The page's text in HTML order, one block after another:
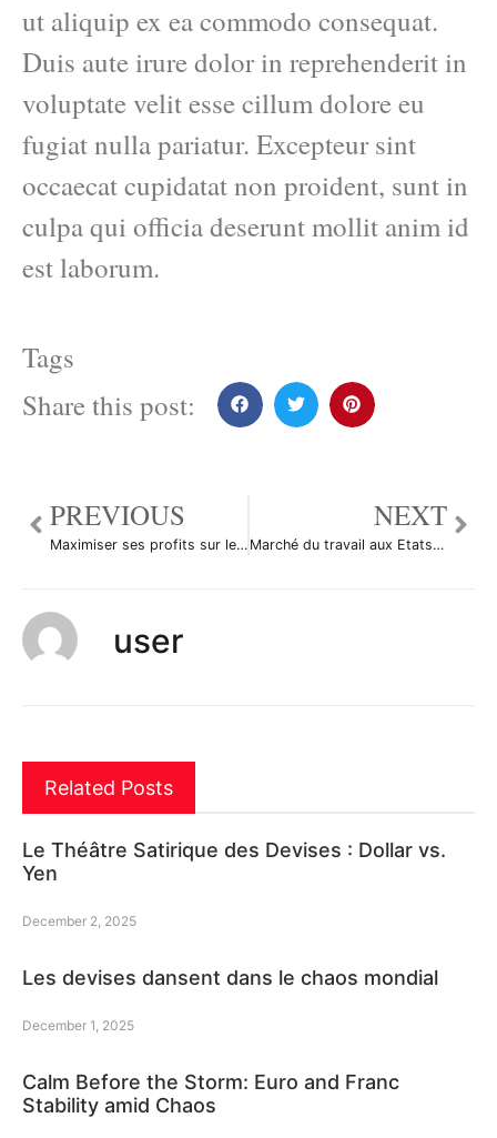
ut aliquip ex ea commodo consequat.
Duis aute irure dolor in reprehenderit in
voluptate velit esse cillum dolore eu
fugiat nulla pariatur. Excepteur sint
occaecat cupidatat non proident, sunt in
culpa qui officia deserunt mollit anim id
est laborum.
Tags
Share this post:
PREVIOUS
Maximiser ses profits sur le forex
NEXT
Marché du travail aux Etats-Unis, une situation problématique
user
Related Posts
Le Théâtre Satirique des Devises : Dollar vs.
Yen
December 2, 2025
Les devises dansent dans le chaos mondial
December 1, 2025
Calm Before the Storm: Euro and Franc
Stability amid Chaos